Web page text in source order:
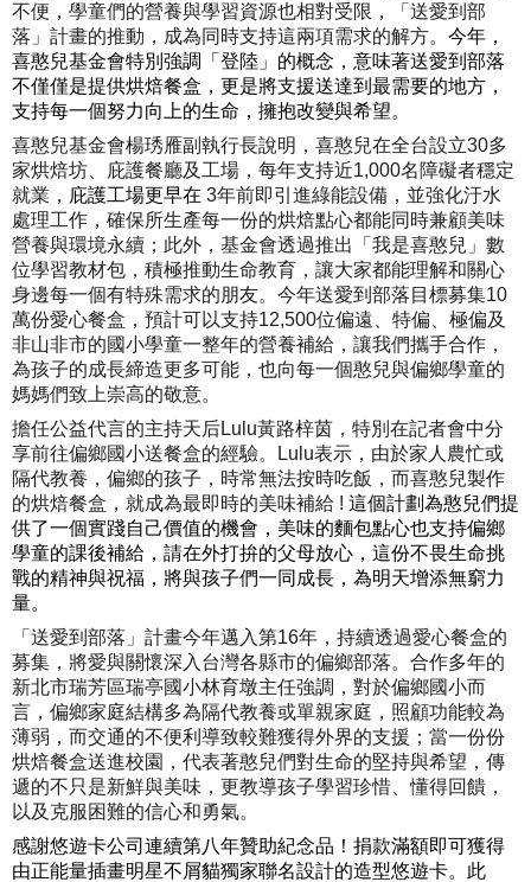
不便， 學童們的營養與學習資源也相對受限，「送愛到部
落」計畫的推動， 成為同時支持這兩項需求的解方。 今年，
喜憨兒基金會特別強調「 登陸」的概念，意味著送愛到部落
不僅僅是提供烘焙餐盒， 更是將支援送達到最需要的地方，
支持每一個努力向上的生命， 擁抱改變與希望。
喜憨兒基金會楊琇雁副執行長說明， 喜憨兒在全台設立30多
家烘焙坊、庇護餐廳及工場， 每年支持近1,000名障礙者穩定
就業， 庇護工場更早在 3年前即引進綠能設備，並強化汙水
處理工作， 確保所生產每一份的烘焙點心都能同時兼顧美味
營養與環境永續； 此外，基金會透過推出「我是喜憨兒」數
位學習教材包， 積極推動生命教育， 讓大家都能理解和關心
身邊每一個有特殊需求的朋友。 今年送愛到部落目標募集10
萬份愛心餐盒，預計可以支持12,500位偏遠、 特偏、極偏及
非山非市的國小學童一整年的營養補給， 讓我們攜手合作，
為孩子的成長締造更多可能， 也向每一個憨兒與偏鄉學童的
媽媽們致上崇高的敬意。
擔任公益代言的主持天后Lulu黃路梓茵， 特別在記者會中分
享前往偏鄉國小送餐盒的經驗。Lulu表示， 由於家人農忙或
隔代教養，偏鄉的孩子，時常無法按時吃飯， 而喜憨兒製作
的烘焙餐盒，就成為最即時的美味補給 ! 這個計劃為憨兒們提
供了一個實踐自己價值的機會， 美味的麵包點心也支持偏鄉
學童的課後補給， 請在外打拚的父母放心，這份不畏生命挑
戰的精神與祝福， 將與孩子們一同成長，為明天增添無窮力
量。
「送愛到部落」計畫今年邁入第16年，持續透過愛心餐盒的
募集， 將愛與關懷深入台灣各縣市的偏鄉部落。 合作多年的
新北市瑞芳區瑞亭國小林育墩主任強調， 對於偏鄉國小而
言，偏鄉家庭結構多為隔代教養或單親家庭， 照顧功能較為
薄弱，而交通的不便利導致較難獲得外界的支援； 當一份份
烘焙餐盒送進校園，代表著憨兒們對生命的堅持與希望， 傳
遞的不只是新鮮與美味，更教導孩子學習珍惜、懂得回饋，
以及克服困難的信心和勇氣。
感謝悠遊卡公司連續第八年贊助紀念品！ 捐款滿額即可獲得
由正能量插畫明星不屑貓獨家聯名設計的造型悠遊卡。此